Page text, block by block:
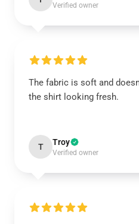
Verified owner
The fabric is soft and
the shirt looking fresh.
T Troy
Verified owner